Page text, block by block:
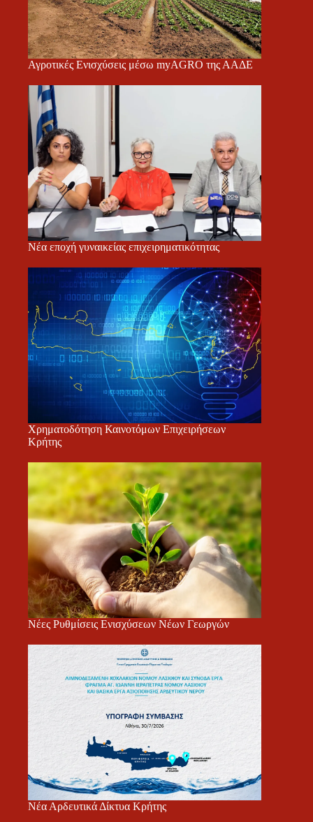
Αγροτικές Ενισχύσεις μέσω myAGRO της ΑΑΔΕ
Νέα εποχή γυναικείας επιχειρηματικότητας
Χρηματοδότηση Καινοτόμων Επιχειρήσεων
Κρήτης
Νέες Ρυθμίσεις Ενισχύσεων Νέων Γεωργών
Νέα Αρδευτικά Δίκτυα Κρήτης